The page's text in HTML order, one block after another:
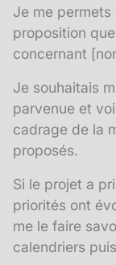
Je me
proposition
concernant
Je souhaitais
parvenue et
cadrage de la
proposés.
Si le projet a
priorités ont
me le faire
calendriers